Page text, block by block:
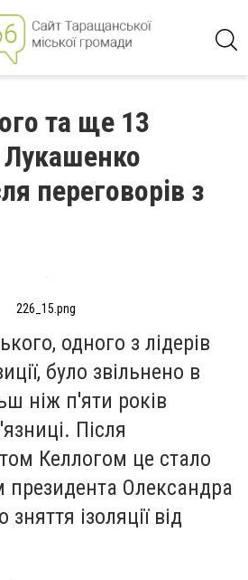
та ще 13
Лукашенко
переговорів з
226_15.png
одного з лідерів
було звільнено в
ніж п'яти років
Після
Келлогом це стало
Олександра
ізоляції від